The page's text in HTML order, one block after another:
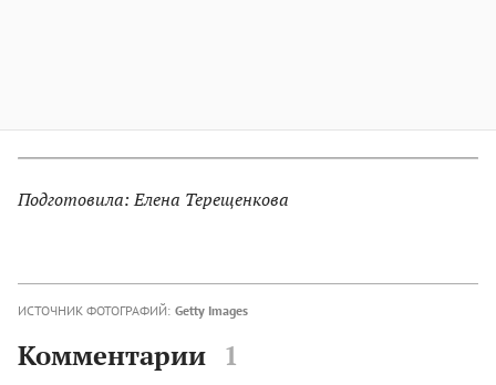
Подготовила: Елена Терещенкова
ИСТОЧНИК ФОТОГРАФИЙ: Getty Images
Комментарии 1